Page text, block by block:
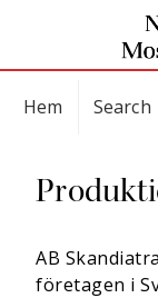
Hem Search
AB
företagen i